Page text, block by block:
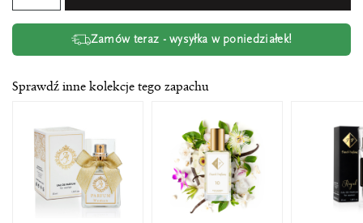
Zamów teraz - wysyłka w poniedziałek!
Sprawdź inne kolekcje tego zapachu